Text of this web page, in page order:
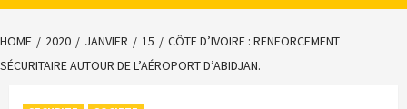
HOME 2020 JANVIER 15
CÔTE D’IVOIRE : RENFORCEMENT
SÉCURITAIRE AUTOUR DE L’AÉROPORT D’ABIDJAN.